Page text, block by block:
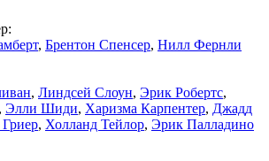
, Брентон Спенсер, Нилл Фернли
, Линдсей Слоун, Эрик Робертс,
, Элли Шиди, Харизма Карпентер, Джадд
, Холланд Тейлор, Эрик Палладино